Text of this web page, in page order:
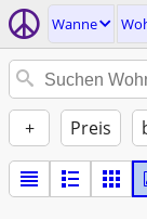
Wanne
+ Preis